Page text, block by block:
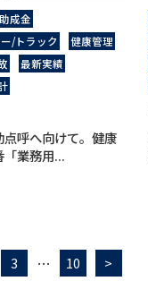
助成金
/トラック
健康管理
最新実績
点呼へ向けて。健康
業務用...
3 … 10 >